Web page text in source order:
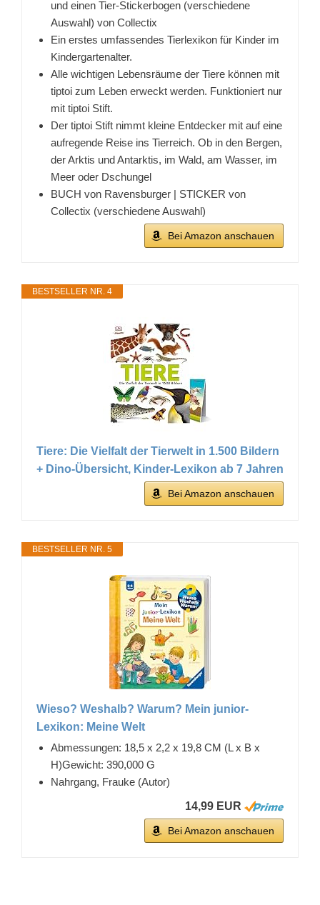
und einen Tier-Stickerbogen (verschiedene
Auswahl) von Collectix
Ein erstes umfassendes Tierlexikon für Kinder im
Kindergartenalter.
Alle wichtigen Lebensräume der Tiere können mit
tiptoi zum Leben erweckt werden. Funktioniert nur
mit tiptoi Stift.
Der tiptoi Stift nimmt kleine Entdecker mit auf eine
aufregende Reise ins Tierreich. Ob in den Bergen,
der Arktis und Antarktis, im Wald, am Wasser, im
Meer oder Dschungel
BUCH von Ravensburger | STICKER von
Collectix (verschiedene Auswahl)
Bei Amazon anschauen
BESTSELLER NR. 4
Tiere: Die Vielfalt der Tierwelt in 1.500 Bildern
+ Dino-Übersicht, Kinder-Lexikon ab 7 Jahren
Bei Amazon anschauen
BESTSELLER NR. 5
Wieso? Weshalb? Warum? Mein junior-
Lexikon: Meine Welt
Abmessungen: 18,5 x 2,2 x 19,8 CM (L x B x
H)Gewicht: 390,000 G
Nahrgang, Frauke (Autor)
14,99 EUR
Bei Amazon anschauen